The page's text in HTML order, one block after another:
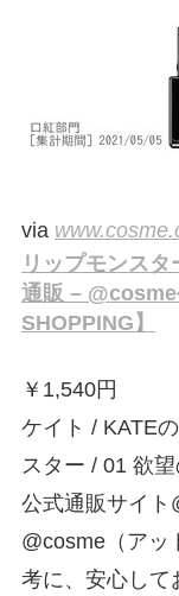
via
リップモンス
通販 –
SHOPPING】
￥ 1,540円
ケイト / KATE
スター / 01 欲
公式通販サイト
@cosme（アッ
考に、安心して